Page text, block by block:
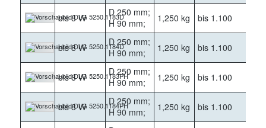
bis 8 W
D 250 mm;
H 90 mm;
1,250 kg bis 1.100
bis 8 W
D 250 mm;
H 90 mm;
1,250 kg bis 1.100
bis 8 W
D 250 mm;
H 90 mm;
1,250 kg bis 1.100
bis 8 W
D 250 mm;
H 90 mm;
1,250 kg bis 1.100